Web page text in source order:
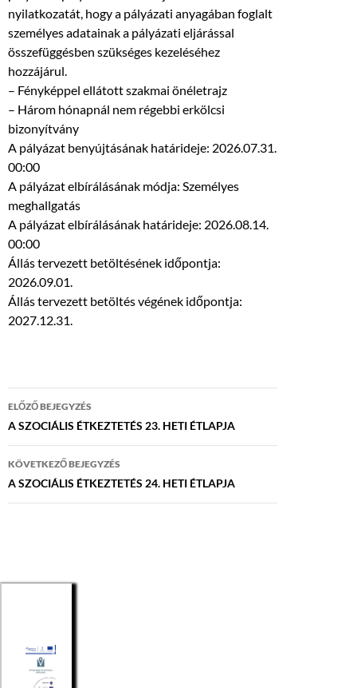
nyilatkozatát, hogy a pályázati anyagában foglalt
személyes adatainak a pályázati eljárással
összefüggésben szükséges kezeléséhez
hozzájárul.
– Fényképpel ellátott szakmai önéletrajz
– Három hónapnál nem régebbi erkölcsi
bizonyítvány
A pályázat benyújtásának határideje: 2026.07.31.
00:00
A pályázat elbírálásának módja: Személyes
meghallgatás
A pályázat elbírálásának határideje: 2026.08.14.
00:00
Állás tervezett betöltésének időpontja:
2026.09.01.
Állás tervezett betöltés végének időpontja:
2027.12.31.
Bejegyzés
navigáció
ELŐZŐ BEJEGYZÉS
A SZOCIÁLIS ÉTKEZTETÉS 23. HETI ÉTLAPJA
KÖVETKEZŐ BEJEGYZÉS
A SZOCIÁLIS ÉTKEZTETÉS 24. HETI ÉTLAPJA